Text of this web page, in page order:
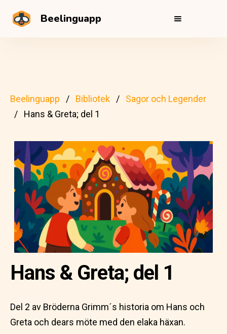
Beelinguapp
Beelinguapp Bibliotek
Sagor och Legender
Hans & Greta; del 1
Hans & Greta; del 1
Del 2 av Bröderna Grimm´s historia om Hans och
Greta och dears möte med den elaka häxan.